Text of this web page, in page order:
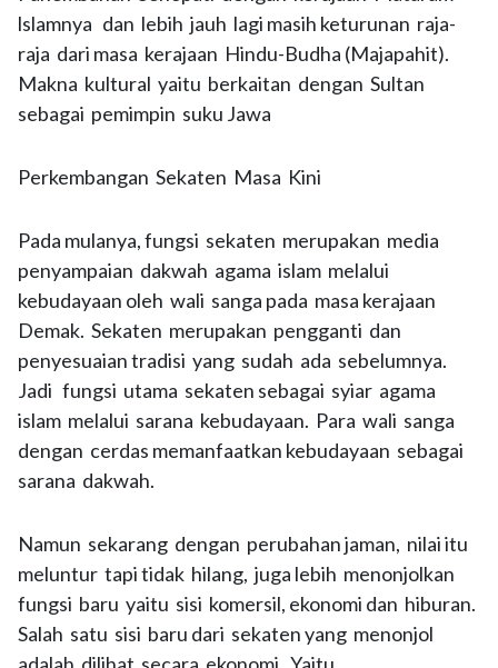
lslamnya dan lebih jauh lagi masih keturunan raja-
raja dari masa kerajaan Hindu-Budha (Majapahit).
Makna kultural yaitu berkaitan dengan Sultan
sebagai pemimpin suku Jawa
Perkembangan Sekaten Masa Kini
Pada mulanya, fungsi sekaten merupakan media
penyampaian dakwah agama islam melalui
kebudayaan oleh wali sanga pada masa kerajaan
Demak. Sekaten merupakan pengganti dan
penyesuaian tradisi yang sudah ada sebelumnya.
Jadi fungsi utama sekaten sebagai syiar agama
islam melalui sarana kebudayaan. Para wali sanga
dengan cerdas memanfaatkan kebudayaan sebagai
sarana dakwah.
Namun sekarang dengan perubahan jaman, nilai itu
meluntur tapi tidak hilang, juga lebih menonjolkan
fungsi baru yaitu sisi komersil, ekonomi dan hiburan.
Salah satu sisi baru dari sekaten yang menonjol